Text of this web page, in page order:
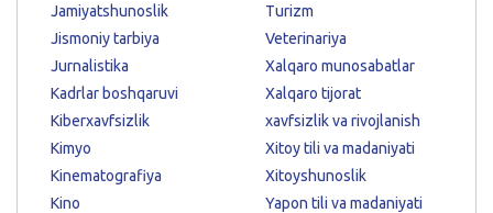
Jamiyatshunoslik
Jismoniy tarbiya
Jurnalistika
Kadrlar boshqaruvi
Kiberxavfsizlik
Kimyo
Kinematografiya
Kino
Turizm
Veterinariya
Xalqaro munosabatlar
Xalqaro tijorat
xavfsizlik va rivojlanish
Xitoy tili va madaniyati
Xitoyshunoslik
Yapon tili va madaniyati